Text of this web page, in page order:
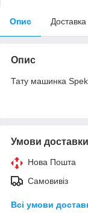
Опис Доставка
Опис
Тату машинка
Умови доставки
Нова Пошта
Самовивіз
Всі умови